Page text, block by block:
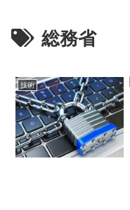
総務省
技術